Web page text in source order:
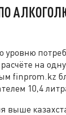
уровню
на
finprom.kz
10,4
выше